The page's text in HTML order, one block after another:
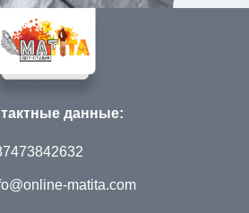
matita.com
данные: